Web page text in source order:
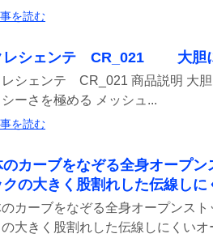
を読む
レシェンテ CR_021 大胆に
レシェンテ CR_021 商品説明 大
シーさを極める メッシュ...
を読む
のカーブをなぞる全身オー
クの大きく股割れした伝線しに
カーブをなぞる全身オープンス
の大きく股割れした伝線しにくい